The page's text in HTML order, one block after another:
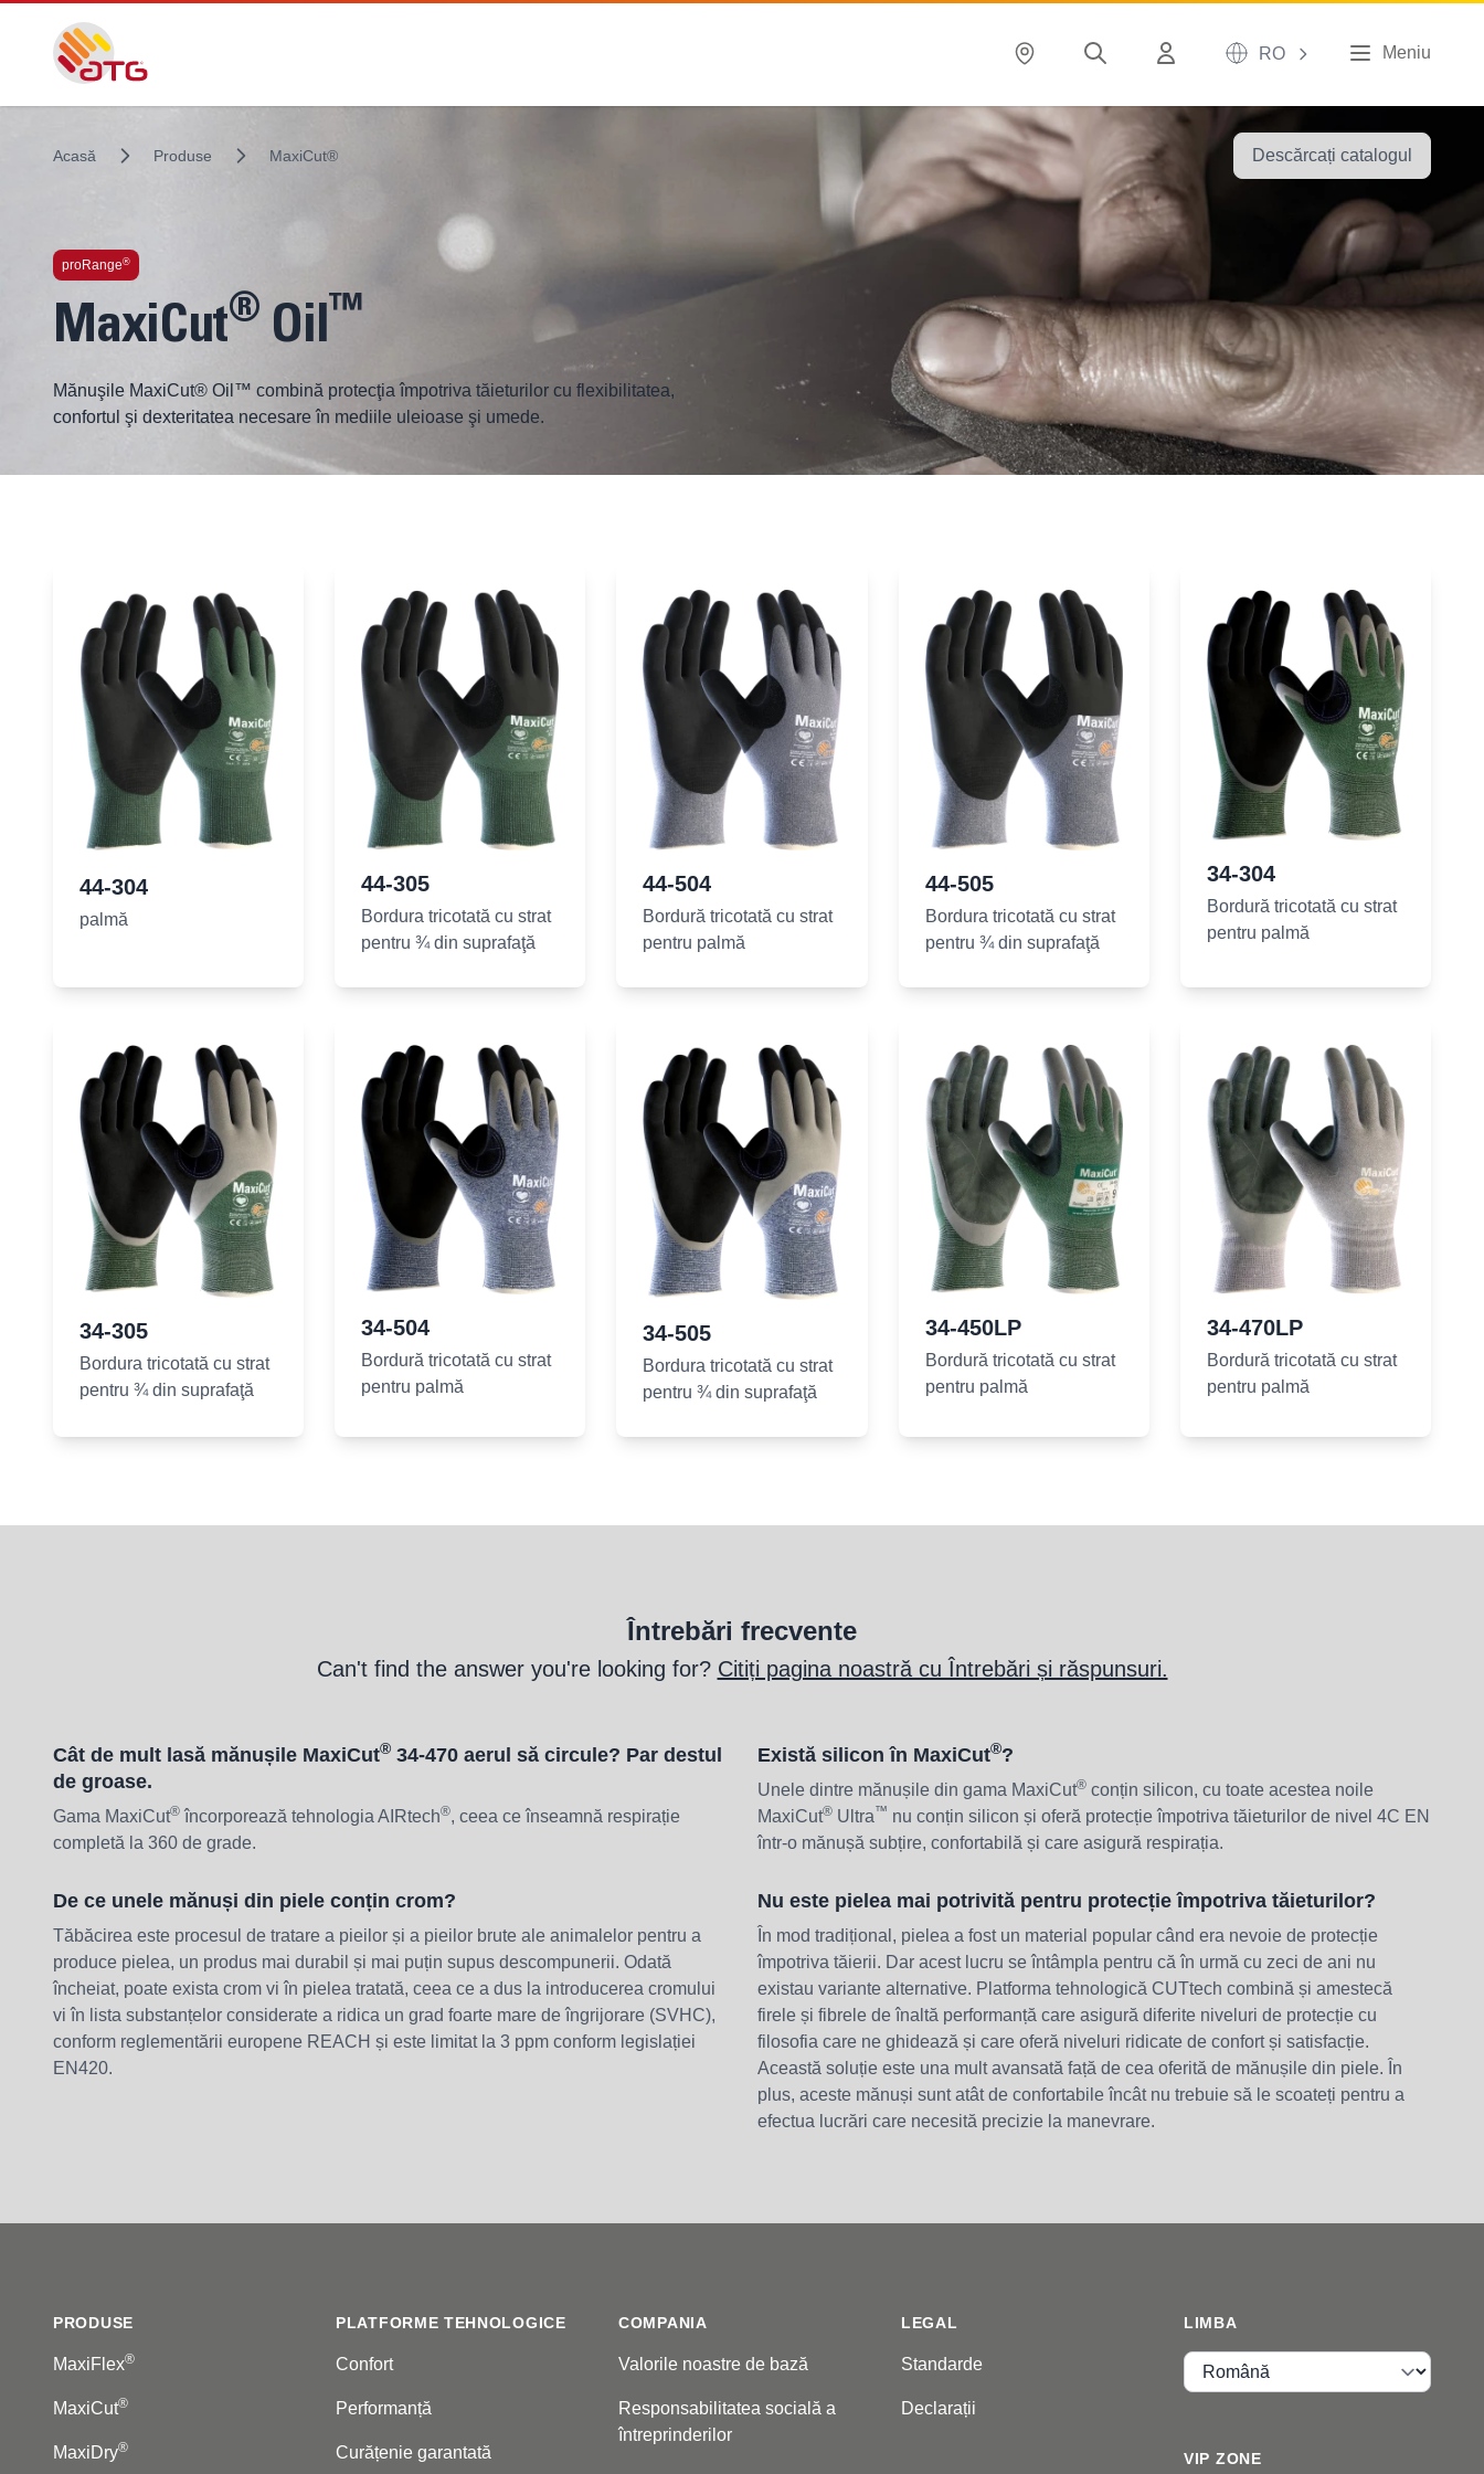
RO Meniu
Acasă Produse MaxiCut® Descărcați catalogul
proRange®
MaxiCut® Oil™
Mănuşile MaxiCut® Oil™ combină protecţia împotriva tăieturilor cu flexibilitatea,
confortul şi dexteritatea necesare în mediile uleioase şi umede.
44-304
palmă
44-305
Bordura tricotată cu strat
pentru ¾ din suprafaţă
44-504
Bordură tricotată cu strat
pentru palmă
44-505
Bordura tricotată cu strat
pentru ¾ din suprafaţă
34-304
Bordură tricotată cu strat
pentru palmă
34-305
Bordura tricotată cu strat
pentru ¾ din suprafaţă
34-504
Bordură tricotată cu strat
pentru palmă
34-505
Bordura tricotată cu strat
pentru ¾ din suprafaţă
34-450LP
Bordură tricotată cu strat
pentru palmă
34-470LP
Bordură tricotată cu strat
pentru palmă
Întrebări frecvente
Can't find the answer you're looking for? Citiți pagina noastră cu Întrebări și răspunsuri.
Cât de mult lasă mănușile MaxiCut® 34-470 aerul să circule? Par destul
de groase.
Gama MaxiCut® încorporează tehnologia AIRtech®, ceea ce înseamnă respirație
completă la 360 de grade.
Există silicon în MaxiCut®?
Unele dintre mănușile din gama MaxiCut® conțin silicon, cu toate acestea noile
MaxiCut® Ultra™ nu conțin silicon și oferă protecție împotriva tăieturilor de nivel 4C EN
într-o mănușă subțire, confortabilă și care asigură respirația.
De ce unele mănuși din piele conțin crom?
Tăbăcirea este procesul de tratare a pieilor și a pieilor brute ale animalelor pentru a
produce pielea, un produs mai durabil și mai puțin supus descompunerii. Odată
încheiat, poate exista crom vi în pielea tratată, ceea ce a dus la introducerea cromului
vi în lista substanțelor considerate a ridica un grad foarte mare de îngrijorare (SVHC),
conform reglementării europene REACH și este limitat la 3 ppm conform legislației
EN420.
Nu este pielea mai potrivită pentru protecție împotriva tăieturilor?
În mod tradițional, pielea a fost un material popular când era nevoie de protecție
împotriva tăierii. Dar acest lucru se întâmpla pentru că în urmă cu zeci de ani nu
existau variante alternative. Platforma tehnologică CUTtech combină și amestecă
firele și fibrele de înaltă performanță care asigură diferite niveluri de protecție cu
filosofia care ne ghidează și care oferă niveluri ridicate de confort și satisfacție.
Această soluție este una mult avansată față de cea oferită de mănușile din piele. În
plus, aceste mănuși sunt atât de confortabile încât nu trebuie să le scoateți pentru a
efectua lucrări care necesită precizie la manevrare.
PRODUSE
MaxiFlex®
MaxiCut®
MaxiDry®
PLATFORME TEHNOLOGICE
Confort
Performanță
Curățenie garantată
COMPANIA
Valorile noastre de bază
Responsabilitatea socială a
întreprinderilor
LEGAL
Standarde
Declarații
LIMBA
Limba
VIP ZONE